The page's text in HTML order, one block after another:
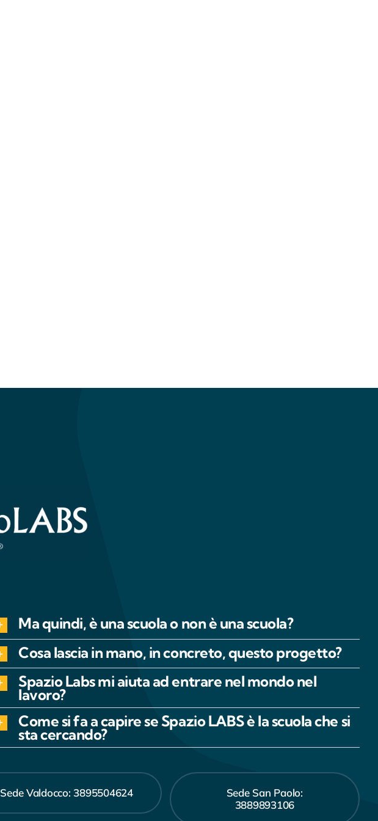
Ma quindi, è una scuola o non è una scuola?
Cosa lascia in mano, in concreto, questo progetto?
Spazio Labs mi aiuta ad entrare nel mondo nel
lavoro?
Come si fa a capire se Spazio LABS è la scuola che si
sta cercando?
Sede Valdocco: 3895504624
Sede San Paolo:
3889893106